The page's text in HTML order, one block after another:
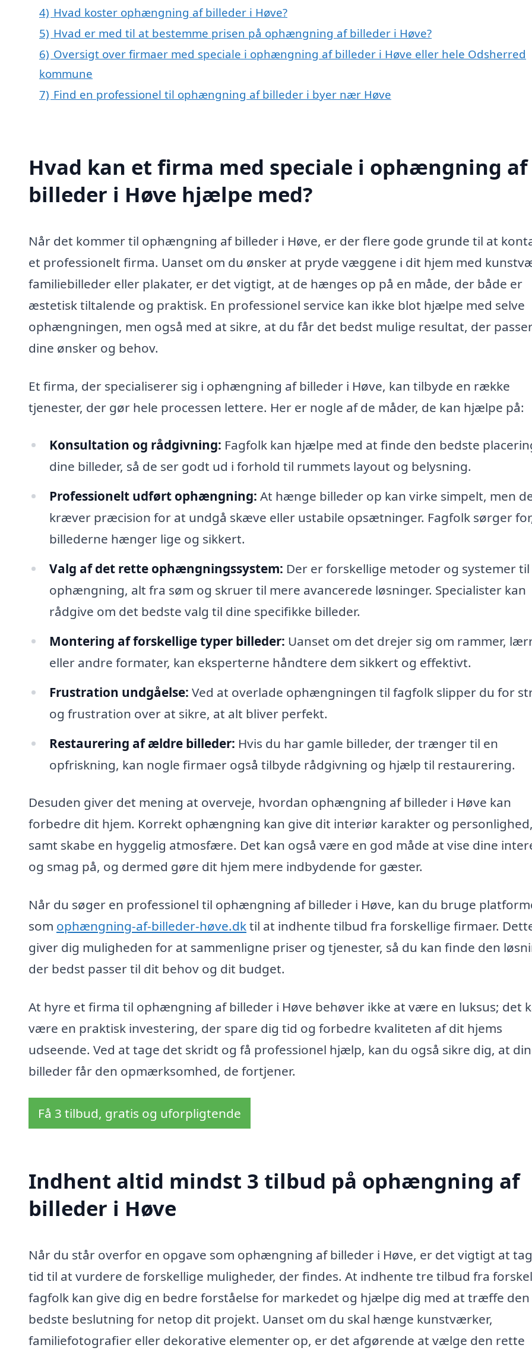
4) Hvad koster ophængning af billeder i Høve?
5) Hvad er med til at bestemme prisen på ophængning af billeder i Høve?
6) Oversigt over firmaer med speciale i ophængning af billeder i Høve eller hele Odsherred
kommune
7) Find en professionel til ophængning af billeder i byer nær Høve
Hvad kan et firma med speciale i ophængning af
billeder i Høve hjælpe med?
Når det kommer til ophængning af billeder i Høve, er der flere gode grunde til at
et professionelt firma. Uanset om du ønsker at pryde væggene i dit hjem med
familiebilleder eller plakater, er det vigtigt, at de hænges op på en måde, der både er
æstetisk tiltalende og praktisk. En professionel service kan ikke blot hjælpe med selve
ophængningen, men også med at sikre, at du får det bedst mulige resultat, der
dine ønsker og behov.
Et firma, der specialiserer sig i ophængning af billeder i Høve, kan tilbyde en række
tjenester, der gør hele processen lettere. Her er nogle af de måder, de kan hjælpe på:
Konsultation og rådgivning: Fagfolk kan hjælpe med at finde den bedste
dine billeder, så de ser godt ud i forhold til rummets layout og belysning.
Professionelt udført ophængning: At hænge billeder op kan virke simpelt, men
kræver præcision for at undgå skæve eller ustabile opsætninger. Fagfolk sørger
billederne hænger lige og sikkert.
Valg af det rette ophængningssystem: Der er forskellige metoder og systemer til
ophængning, alt fra søm og skruer til mere avancerede løsninger. Specialister kan
rådgive om det bedste valg til dine specifikke billeder.
Montering af forskellige typer billeder: Uanset om det drejer sig om rammer,
eller andre formater, kan eksperterne håndtere dem sikkert og effektivt.
Frustration undgåelse: Ved at overlade ophængningen til fagfolk slipper du for
og frustration over at sikre, at alt bliver perfekt.
Restaurering af ældre billeder: Hvis du har gamle billeder, der trænger til en
opfriskning, kan nogle firmaer også tilbyde rådgivning og hjælp til restaurering.
Desuden giver det mening at overveje, hvordan ophængning af billeder i Høve kan
forbedre dit hjem. Korrekt ophængning kan give dit interiør karakter og personlighed,
samt skabe en hyggelig atmosfære. Det kan også være en god måde at vise dine
og smag på, og dermed gøre dit hjem mere indbydende for gæster.
Når du søger en professionel til ophængning af billeder i Høve, kan du bruge
som ophængning-af-billeder-høve.dktil at indhente tilbud fra forskellige firmaer.
giver dig muligheden for at sammenligne priser og tjenester, så du kan finde den
der bedst passer til dit behov og dit budget.
At hyre et firma til ophængning af billeder i Høve behøver ikke at være en luksus; det
være en praktisk investering, der spare dig tid og forbedre kvaliteten af dit hjems
udseende. Ved at tage det skridt og få professionel hjælp, kan du også sikre dig, at
billeder får den opmærksomhed, de fortjener.
Få 3 tilbud, gratis og uforpligtende
Indhent altid mindst 3 tilbud på ophængning af
billeder i Høve
Når du står overfor en opgave som ophængning af billeder i Høve, er det vigtigt at
tid til at vurdere de forskellige muligheder, der findes. At indhente tre tilbud fra
fagfolk kan give dig en bedre forståelse for markedet og hjælpe dig med at træffe den
bedste beslutning for netop dit projekt. Uanset om du skal hænge kunstværker,
familiefotografier eller dekorative elementer op, er det afgørende at vælge den rette